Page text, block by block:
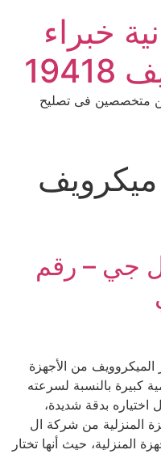
خبراء
متخصصين فى تصليح
جي – رقم
من الأجهزة
كبيرة بالنسبة لسرعته
بدقة شديدة،
المنزلية من شركة ال
المنزلية، حيث أنها تختار